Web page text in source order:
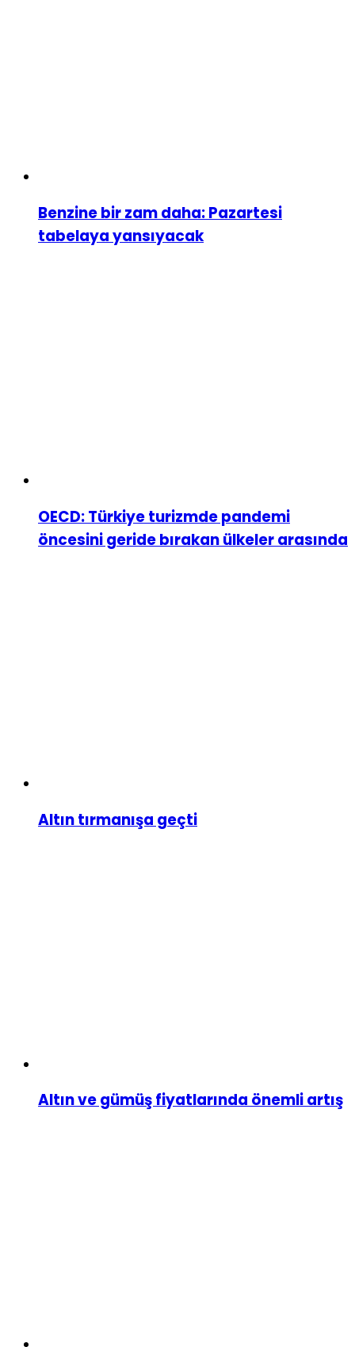
Benzine bir zam daha: Pazartesi
tabelaya yansıyacak
OECD: Türkiye turizmde pandemi
öncesini geride bırakan ülkeler arasında
Altın tırmanışa geçti
Altın ve gümüş fiyatlarında önemli artış